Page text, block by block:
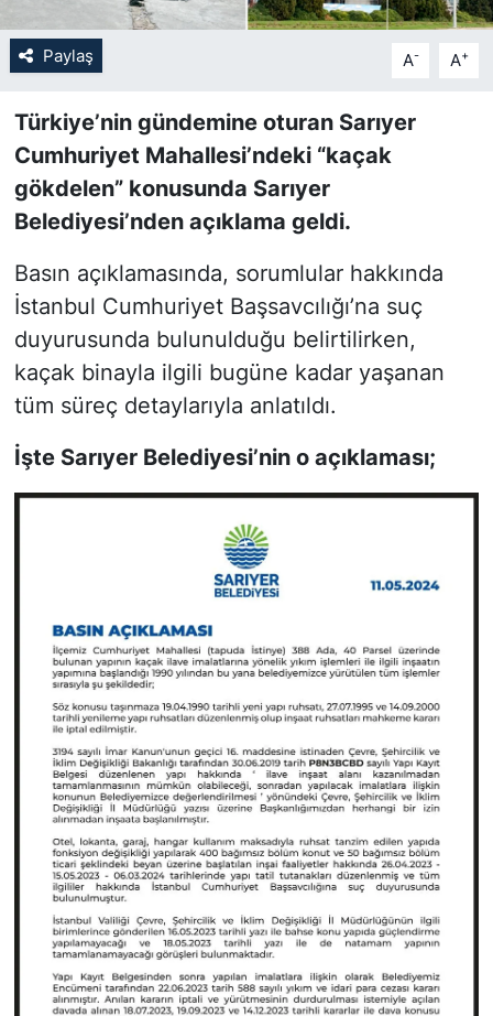
Paylaş A- A+
Türkiye’nin gündemine oturan Sarıyer
Cumhuriyet Mahallesi’ndeki “kaçak
gökdelen” konusunda Sarıyer
Belediyesi’nden açıklama geldi.
Basın açıklamasında, sorumlular hakkında
İstanbul Cumhuriyet Başsavcılığı’na suç
duyurusunda bulunulduğu belirtilirken,
kaçak binayla ilgili bugüne kadar yaşanan
tüm süreç detaylarıyla anlatıldı.
İşte Sarıyer Belediyesi’nin o açıklaması;
SEKTÖR
SON DAKİKA HABERİ
SPOR
TÜRKİYE VE DÜNYA GÜNDEMİ
VİDEO GALERİ
YAŞAM